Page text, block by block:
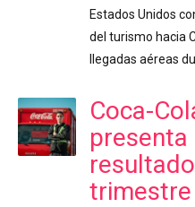
Estados Unidos
del turismo hacia
llegadas aéreas
Coca-